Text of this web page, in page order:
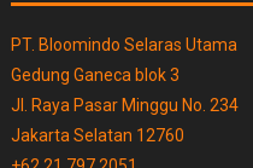
PT. Bloomindo Selaras Utama
Gedung Ganeca blok 3
Jl. Raya Pasar Minggu No. 234
Jakarta Selatan 12760